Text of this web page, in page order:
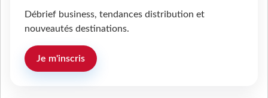
Débrief business, tendances distribution et
nouveautés destinations.
Je m'inscris